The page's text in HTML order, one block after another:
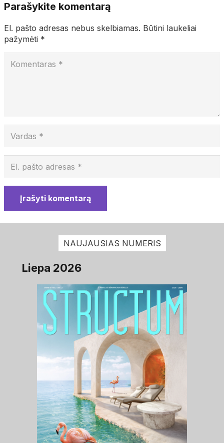
Parašykite komentarą
El. pašto adresas nebus skelbiamas. Būtini laukeliai
pažymėti *
Įrašyti komentarą
NAUJAUSIAS NUMERIS
Liepa 2026